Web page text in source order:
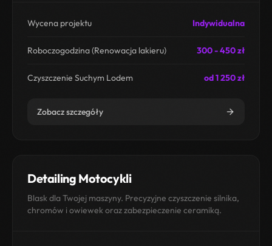
Wycena projektu Indywidualna
Roboczogodzina (Renowacja lakieru) 300 - 450 zł
Czyszczenie Suchym Lodem od 1 250 zł
Zobacz szczegóły
Detailing Motocykli
Blask dla Twojej maszyny. Precyzyjne czyszczenie silnika,
chromów i owiewek oraz zabezpieczenie ceramiką.